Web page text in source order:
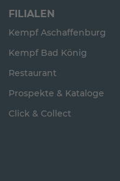
FILIALEN
Kempf Aschaffenburg
Kempf Bad König
Restaurant
Prospekte & Kataloge
Click & Collect